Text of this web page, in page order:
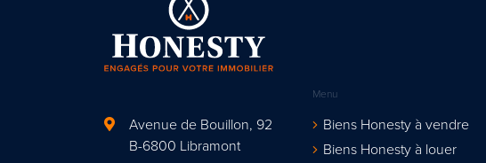
Avenue de Bouillon, 92
B-6800 Libramont
Menu
Biens Honesty à vendre
Biens Honesty à louer